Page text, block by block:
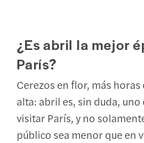
¿Es abril la mejor
París?
Cerezos en flor, más
alta: abril es, sin duda,
visitar París, y no
público sea menor que en